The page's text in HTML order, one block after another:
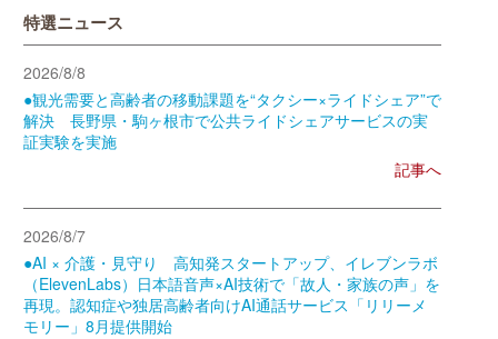
特選ニュース
2026/8/8
●観光需要と高齢者の移動課題を“タクシー×ライドシェア”で
解決 長野県・駒ヶ根市で公共ライドシェアサービスの実
証実験を実施
記事へ
2026/8/7
●AI × 介護・見守り 高知発スタートアップ、イレブンラボ
（ElevenLabs）日本語音声×AI技術で「故人・家族の声」を
再現。認知症や独居高齢者向けAI通話サービス「リリーメ
モリー」8月提供開始